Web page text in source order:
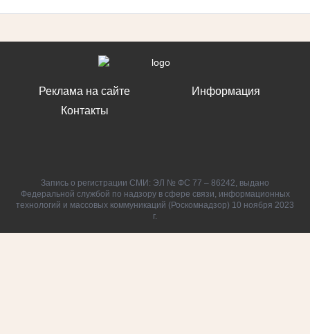
Реклама на сайте
Контакты
Информация
Запись о регистрации СМИ: ЭЛ № ФС 77 – 86242, выдано
Федеральной службой по надзору в сфере связи, информационных
технологий и массовых коммуникаций (Роскомнадзор) 10 ноября 2023
г.